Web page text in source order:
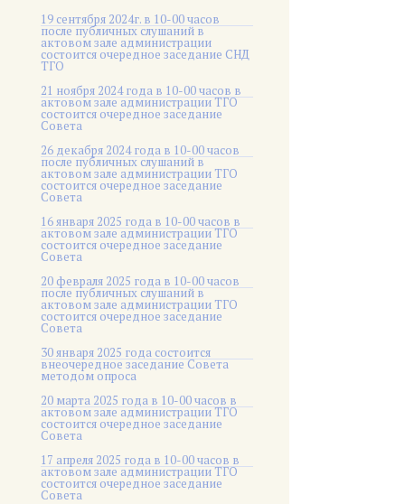
19 сентября 2024г. в 10-00 часов
после публичных слушаний в
актовом зале администрации
состоится очередное заседание СНД
ТГО
21 ноября 2024 года в 10-00 часов в
актовом зале администрации ТГО
состоится очередное заседание
Совета
26 декабря 2024 года в 10-00 часов
после публичных слушаний в
актовом зале администрации ТГО
состоится очередное заседание
Совета
16 января 2025 года в 10-00 часов в
актовом зале администрации ТГО
состоится очередное заседание
Совета
20 февраля 2025 года в 10-00 часов
после публичных слушаний в
актовом зале администрации ТГО
состоится очередное заседание
Совета
30 января 2025 года состоится
внеочередное заседание Совета
методом опроса
20 марта 2025 года в 10-00 часов в
актовом зале администрации ТГО
состоится очередное заседание
Совета
17 апреля 2025 года в 10-00 часов в
актовом зале администрации ТГО
состоится очередное заседание
Совета